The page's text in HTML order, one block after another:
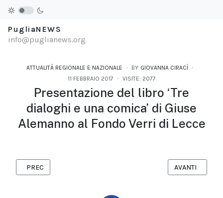
PugliaNEWS
info@puglianews.org
ATTUALITÀ REGIONALE E NAZIONALE BY GIOVANNA CIRACÌ
11 FEBBRAIO 2017
VISITE: 2077
Presentazione del libro ‘Tre
dialoghi e una comica’ di Giuse
Alemanno al Fondo Verri di Lecce
ARTICOLO PRECEDENTE: FRAGAGNANO: AVVIATO IL PRIMO
PREC ARTICOLO
AVANTI